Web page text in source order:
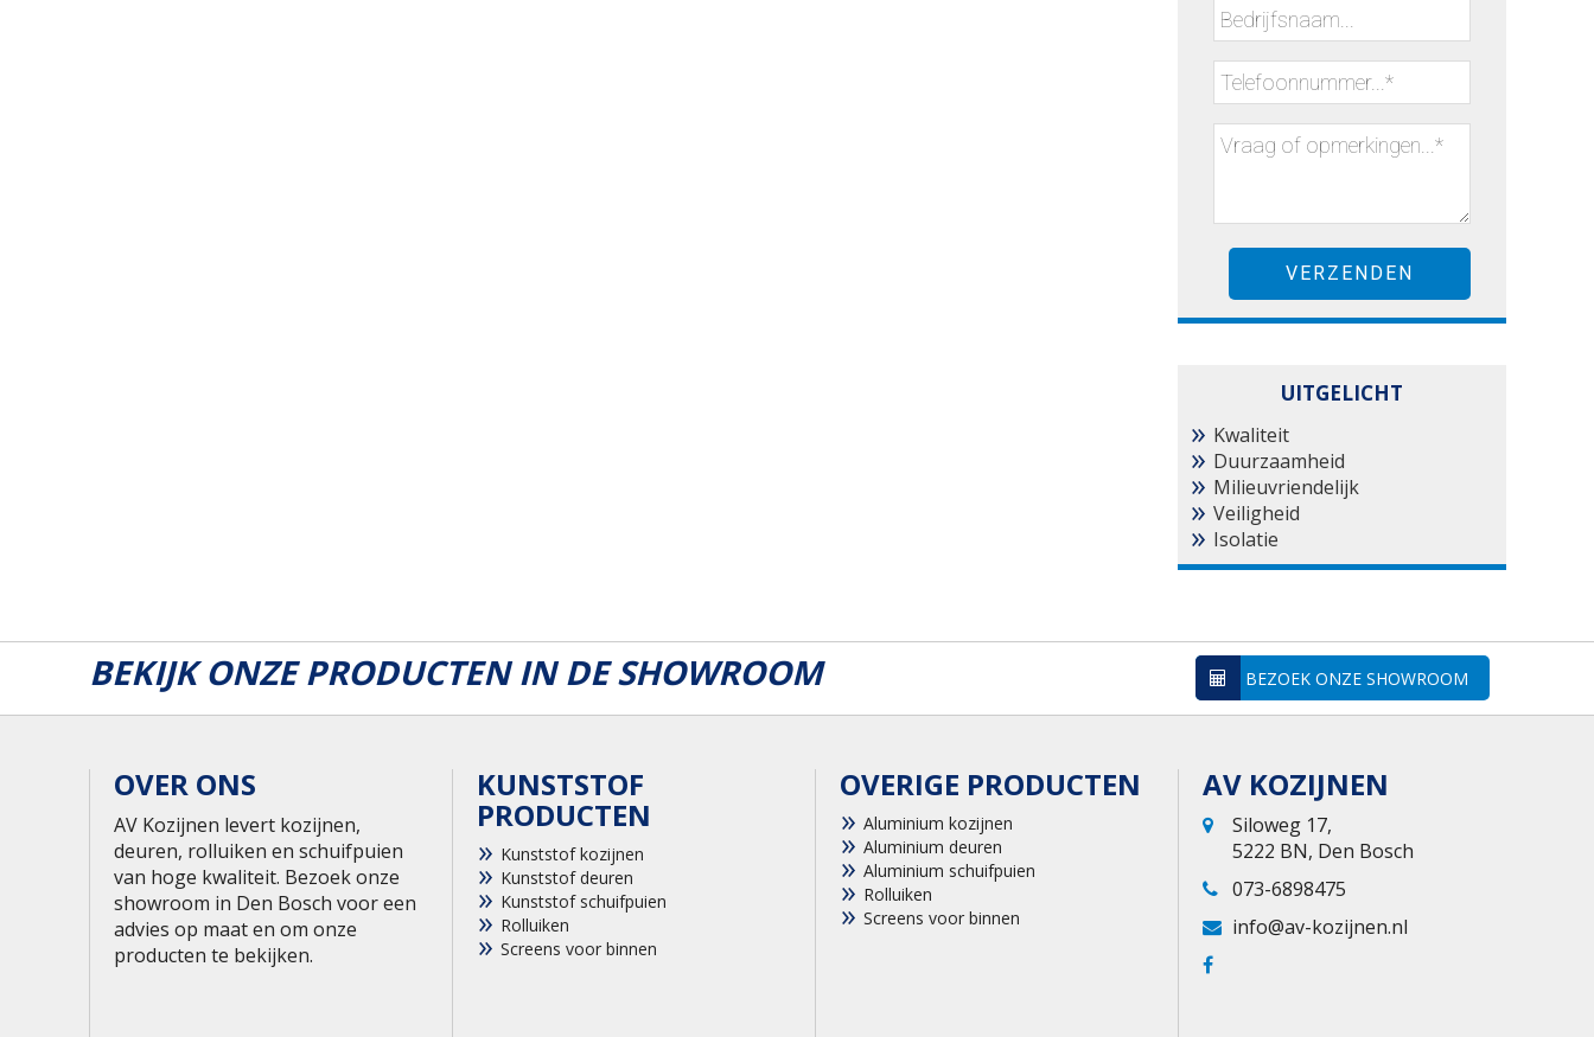
UITGELICHT
Kwaliteit
Duurzaamheid
Milieuvriendelijk
Veiligheid
Isolatie
BEKIJK ONZE PRODUCTEN IN DE SHOWROOM BEZOEK ONZE SHOWROOM
OVER ONS
AV Kozijnen levert kozijnen,
deuren, rolluiken en schuifpuien
van hoge kwaliteit. Bezoek onze
showroom in Den Bosch voor een
advies op maat en om onze
producten te bekijken.
KUNSTSTOF
PRODUCTEN
Kunststof kozijnen
Kunststof deuren
Kunststof schuifpuien
Rolluiken
Screens voor binnen
OVERIGE PRODUCTEN
Aluminium kozijnen
Aluminium deuren
Aluminium schuifpuien
Rolluiken
Screens voor binnen
AV KOZIJNEN
Siloweg 17,
5222 BN, Den Bosch
073-6898475
info@av-kozijnen.nl